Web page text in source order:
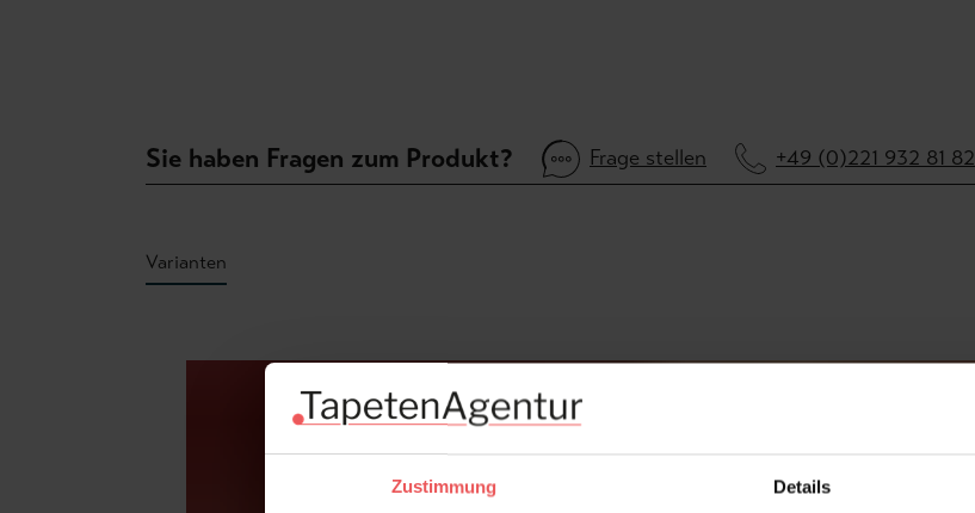
Zustimmung Details
Sie haben Fragen zum Produkt? Frage stellen +49 (0)221 932 81 82
Varianten